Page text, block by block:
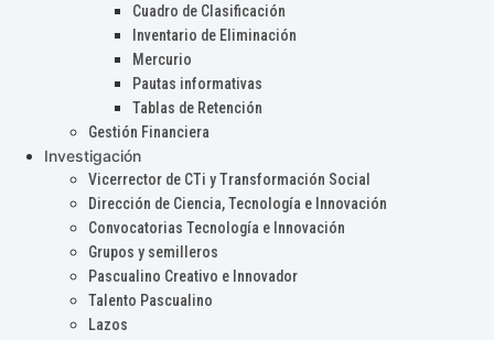
Cuadro de Clasificación
Inventario de Eliminación
Mercurio
Pautas informativas
Tablas de Retención
Gestión Financiera
Investigación
Vicerrector de CTi y Transformación Social
Dirección de Ciencia, Tecnología e Innovación
Convocatorias Tecnología e Innovación
Grupos y semilleros
Pascualino Creativo e Innovador
Talento Pascualino
Lazos